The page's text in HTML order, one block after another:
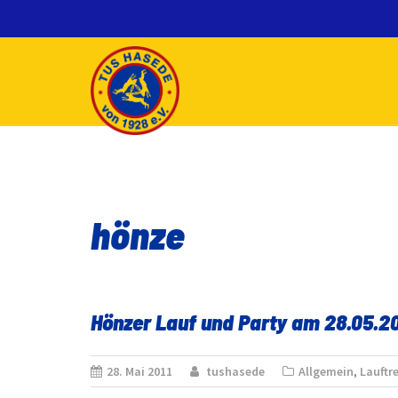
hönze
Hönzer Lauf und Party am
28. Mai 2011 tushasede Allgemein,